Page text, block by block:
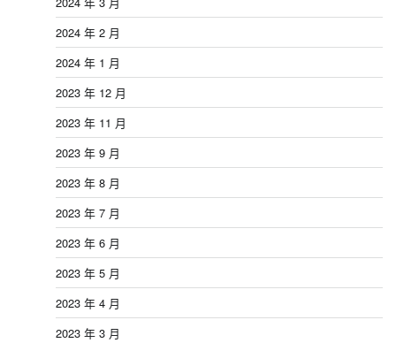
2024 年 2 月
2024 年 1 月
2023 年 12 月
2023 年 11 月
2023 年 9 月
2023 年 8 月
2023 年 7 月
2023 年 6 月
2023 年 5 月
2023 年 4 月
2023 年 3 月